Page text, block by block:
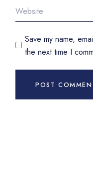
Save my name,
the next time I
POST